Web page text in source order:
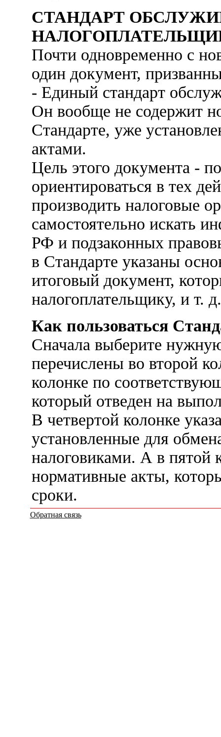
СТАНДАРТ
Почти одновременно с
один документ,
- Единый стандарт
Он вообще не содержит
Стандарте, уже
актами.
Цель этого документа -
ориентироваться в тех
производить налоговые
самостоятельно искать
РФ и подзаконных
в Стандарте указаны
итоговый документ,
налогоплательщику, и т. д.
Как пользоваться
Сначала выберите
перечислены во второй
колонке по
который отведен на
В четвертой колонке
установленные для
налоговиками. А в пятой
нормативные акты,
сроки.
Обратная связь